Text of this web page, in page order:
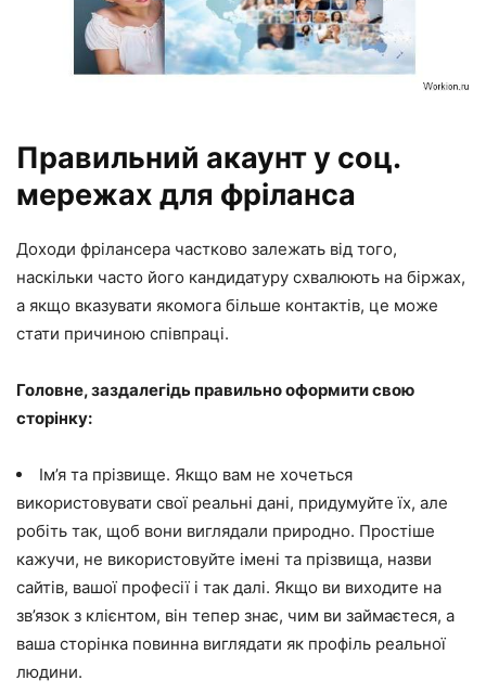
Правильний акаунт у соц.
мережах для фріланса
Доходи фрілансера частково залежать від того,
наскільки часто його кандидатуру схвалюють на біржах,
а якщо вказувати якомога більше контактів, це може
стати причиною співпраці.
Головне, заздалегідь правильно оформити свою
сторінку:
Ім’я та прізвище. Якщо вам не хочеться
використовувати свої реальні дані, придумуйте їх, але
робіть так, щоб вони виглядали природно. Простіше
кажучи, не використовуйте імені та прізвища, назви
сайтів, вашої професії і так далі. Якщо ви виходите на
зв’язок з клієнтом, він тепер знає, чим ви займаєтеся, а
ваша сторінка повинна виглядати як профіль реальної
людини.